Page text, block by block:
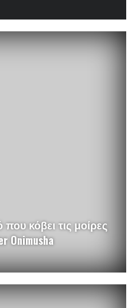
κόβει τις μοίρες
Onimusha